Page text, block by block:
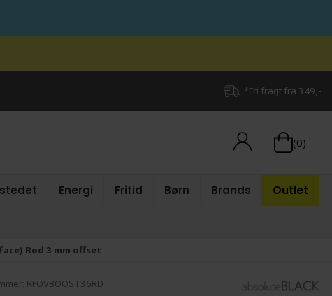
*Fri fragt fra 349,-
(0)
Energi Fritid Børn Brands Outlet
Rød 3 mm offset
RFOVBOOST36RD